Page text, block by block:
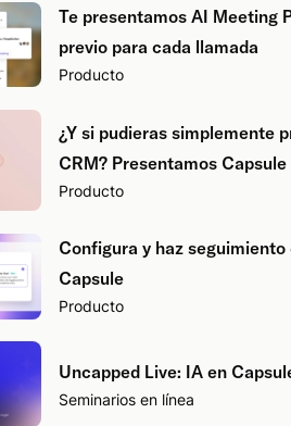
Te presentamos AI Meeting
previo para cada llamada
Producto
¿Y si pudieras simplemente
CRM? Presentamos Capsule
Producto
Configura y haz
Capsule
Producto
Uncapped Live: IA en
Seminarios en línea